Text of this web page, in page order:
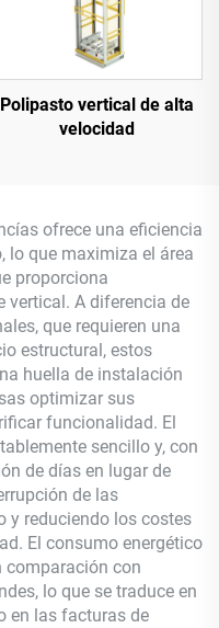
Polipasto vertical de alta
velocidad
ofrece una eficiencia
lo que maximiza el área
proporciona
vertical. A diferencia de
que requieren una
estructural, estos
huella de instalación
optimizar sus
funcionalidad. El
sencillo y, con
de días en lugar de
de las
y reduciendo los costes
El consumo energético
comparación con
lo que se traduce en
en las facturas de